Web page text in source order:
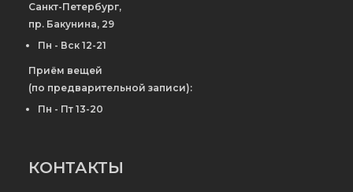
Санкт-Петербург,
пр. Бакунина, 29
Пн - Вск 12-21
Приём вещей
(по предварительной записи):
Пн - Пт 13-20
КОНТАКТЫ